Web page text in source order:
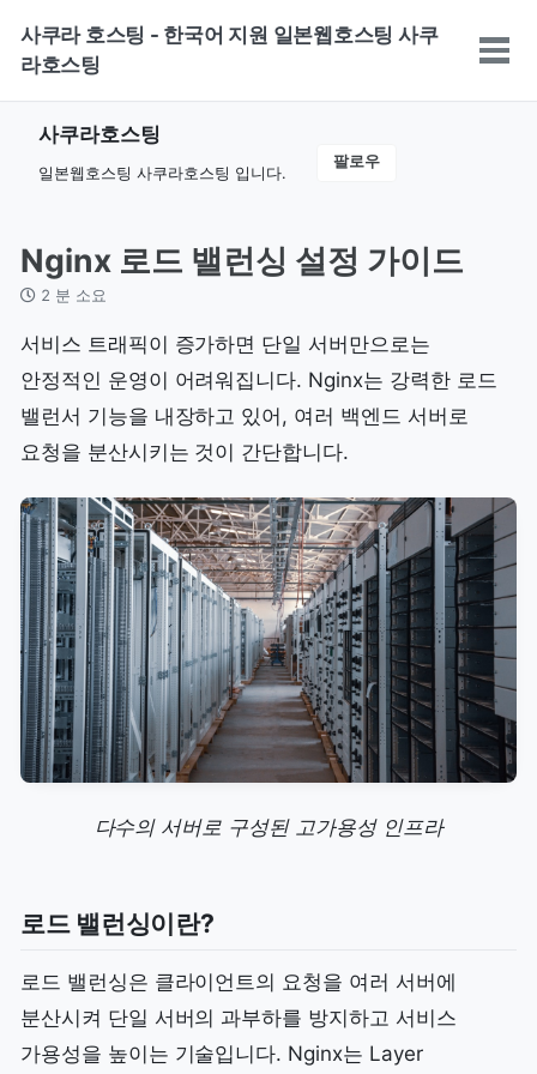
primary
navigation
content
footer
사쿠라 호스팅 - 한국어 지원 일본웹호스팅 사쿠
라호스팅
토
사쿠라호스팅
일본웹호스팅 사쿠라호스팅 입니다.
팔로우
Nginx 로드 밸런싱 설정 가이드
2 분 소요
서비스 트래픽이 증가하면 단일 서버만으로는
안정적인 운영이 어려워집니다. Nginx는 강력한 로드
밸런서 기능을 내장하고 있어, 여러 백엔드 서버로
요청을 분산시키는 것이 간단합니다.
다수의 서버로 구성된 고가용성 인프라
로드 밸런싱이란?
로드 밸런싱은 클라이언트의 요청을 여러 서버에
분산시켜 단일 서버의 과부하를 방지하고 서비스
가용성을 높이는 기술입니다. Nginx는 Layer